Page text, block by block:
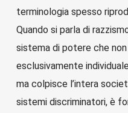
terminologia spesso
Quando si parla di
sistema di potere che
esclusivamente
ma colpisce l’intera
sistemi discriminatori, è